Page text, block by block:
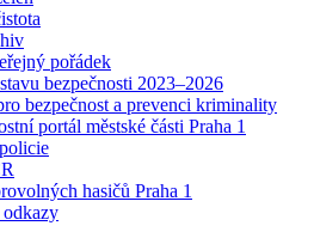
pořádek
bezpečnosti 2023–2026
bezpečnost a prevenci kriminality
portál městské části Praha 1
hasičů Praha 1